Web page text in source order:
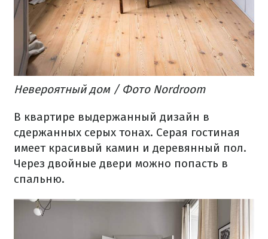
Невероятный дом/ Фото Nordroom
В квартире выдержанный дизайн в
сдержанных серых тонах. Серая гостиная
имеет красивый камин и деревянный пол.
Через двойные двери можно попасть в
спальню.